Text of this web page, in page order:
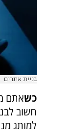
בניית אתרים
כשאתם
חשוב
למותג